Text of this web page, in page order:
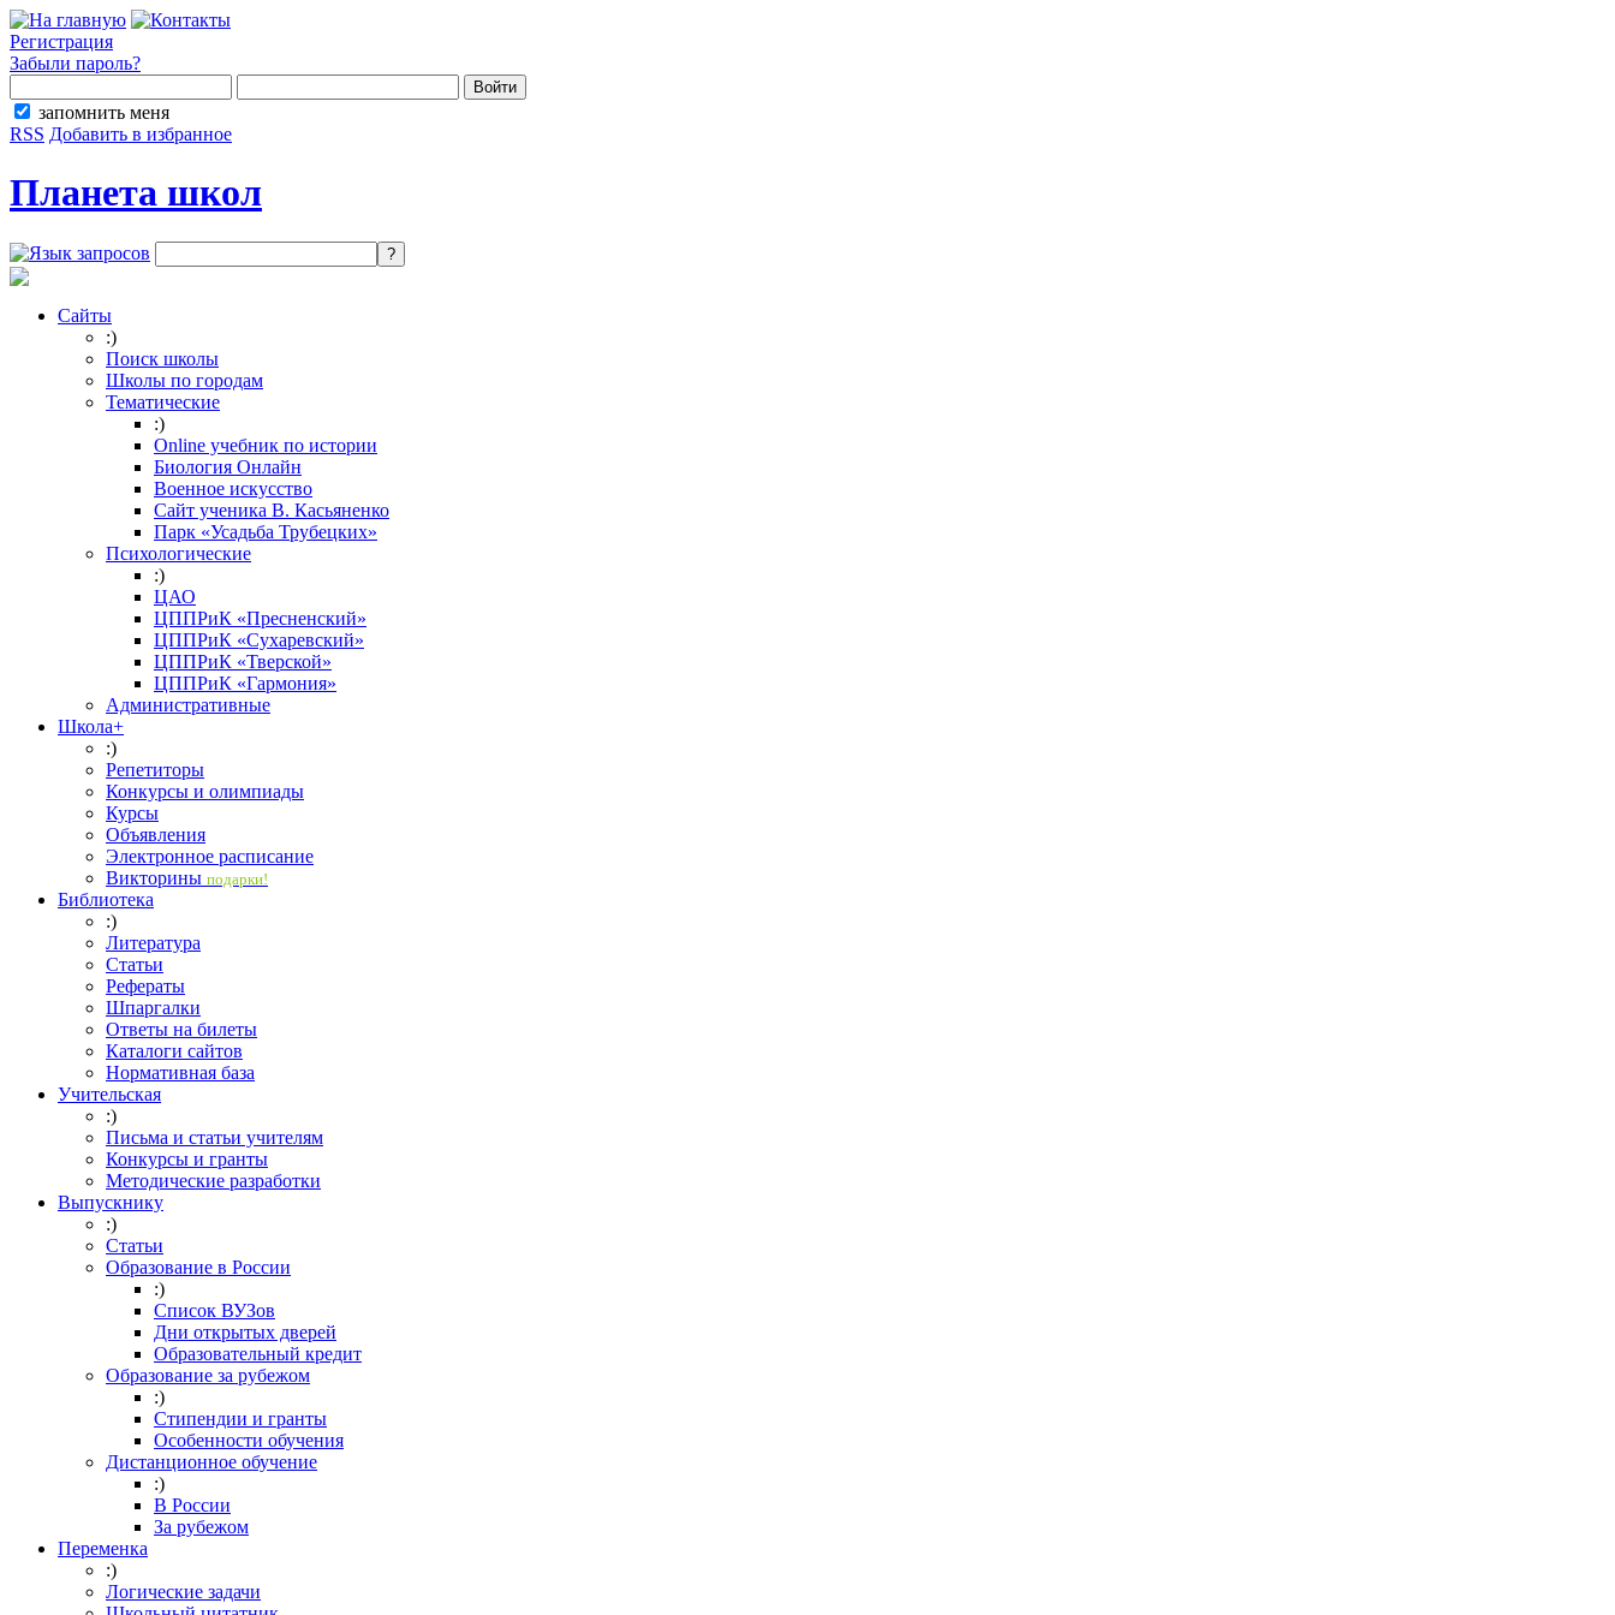
Регистрация
Забыли пароль?
запомнить меня
RSS Добавить в избранное
Планета школ
Сайты
:)
Поиск школы
Школы по городам
Тематические
:)
Online учебник по истории
Биология Онлайн
Военное искусство
Cайт ученика В. Касьяненко
Парк «Усадьба Трубецких»
Психологические
:)
ЦАО
ЦППРиК «Пресненский»
ЦППРиК «Сухаревский»
ЦППРиК «Тверской»
ЦППРиК «Гармония»
Административные
Школа+
:)
Репетиторы
Конкурсы и олимпиады
Курсы
Объявления
Электронное расписание
Викторины подарки!
Библиотека
:)
Литература
Статьи
Рефераты
Шпаргалки
Ответы на билеты
Каталоги сайтов
Нормативная база
Учительская
:)
Письма и статьи учителям
Конкурсы и гранты
Методические разработки
Выпускнику
:)
Статьи
Образование в России
:)
Список ВУЗов
Дни открытых дверей
Образовательный кредит
Образование за рубежом
:)
Стипендии и гранты
Особенности обучения
Дистанционное обучение
:)
В России
За рубежом
Переменка
:)
Логические задачи